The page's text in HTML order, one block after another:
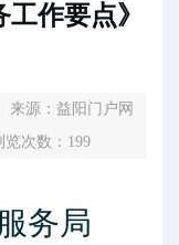
工作要点》
来源：益阳门户网
览次数： 199
务局